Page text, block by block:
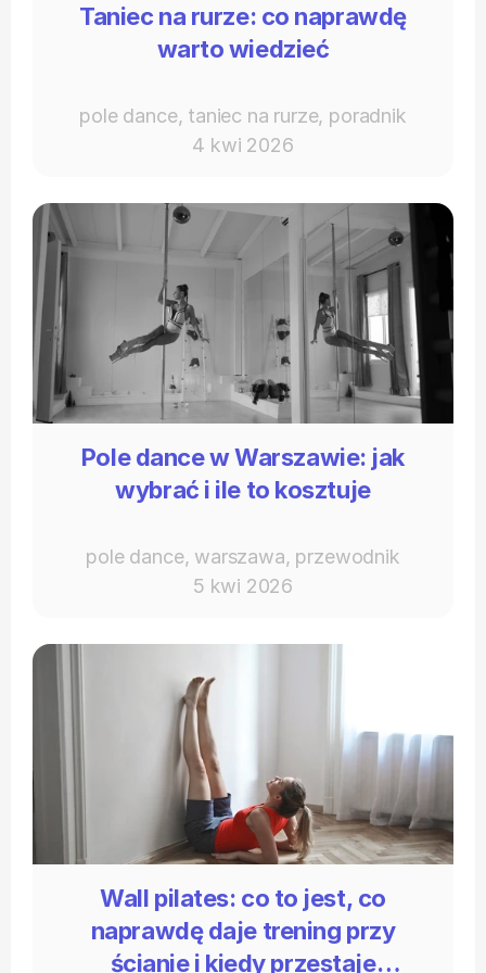
Taniec na rurze: co naprawdę
warto wiedzieć
pole dance, taniec na rurze, poradnik
4 kwi 2026
Pole dance w Warszawie: jak
wybrać i ile to kosztuje
pole dance, warszawa, przewodnik
5 kwi 2026
Wall pilates: co to jest, co
naprawdę daje trening przy
ścianie i kiedy przestaje